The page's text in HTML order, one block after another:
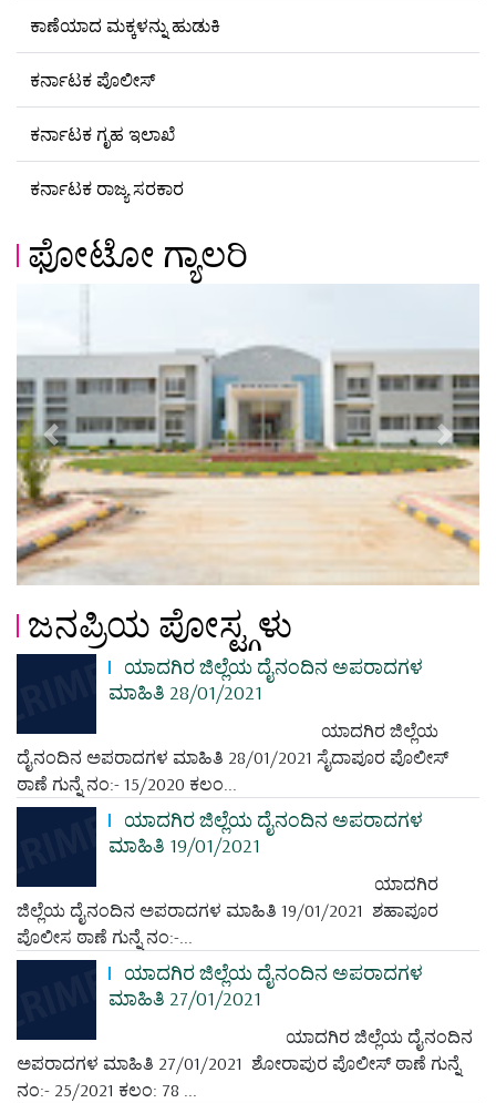
ಕಾಣೆಯಾದ ಮಕ್ಕಳನ್ನು ಹುಡುಕಿ
ಕರ್ನಾಟಕ ಪೊಲೀಸ್
ಕರ್ನಾಟಕ ಗೃಹ ಇಲಾಖೆ
ಕರ್ನಾಟಕ ರಾಜ್ಯ ಸರಕಾರ
ಫೋಟೋ ಗ್ಯಾಲರಿ
Previous Next
ಜನಪ್ರಿಯ ಪೋಸ್ಟ್ಗಳು
ಯಾದಗಿರ ಜಿಲ್ಲೆಯ ದೈನಂದಿನ ಅಪರಾದಗಳ
ಮಾಹಿತಿ 28/01/2021
ಯಾದಗಿರ ಜಿಲ್ಲೆಯ
ದೈನಂದಿನ ಅಪರಾದಗಳ ಮಾಹಿತಿ 28/01/2021 ಸೈದಾಪೂರ ಪೊಲೀಸ್
ಠಾಣೆ ಗುನ್ನೆ ನಂ:- 15/2020 ಕಲಂ...
ಯಾದಗಿರ ಜಿಲ್ಲೆಯ ದೈನಂದಿನ ಅಪರಾದಗಳ
ಮಾಹಿತಿ 19/01/2021
ಯಾದಗಿರ
ಜಿಲ್ಲೆಯ ದೈನಂದಿನ ಅಪರಾದಗಳ ಮಾಹಿತಿ 19/01/2021 ಶಹಾಪೂರ
ಪೊಲೀಸ ಠಾಣೆ ಗುನ್ನೆ ನಂ:-...
ಯಾದಗಿರ ಜಿಲ್ಲೆಯ ದೈನಂದಿನ ಅಪರಾದಗಳ
ಮಾಹಿತಿ 27/01/2021
ಯಾದಗಿರ ಜಿಲ್ಲೆಯ ದೈನಂದಿನ
ಅಪರಾದಗಳ ಮಾಹಿತಿ 27/01/2021 ಶೋರಾಪುರ ಪೊಲೀಸ್ ಠಾಣೆ ಗುನ್ನೆ
ನಂ:- 25/2021 ಕಲಂ: 78 ...